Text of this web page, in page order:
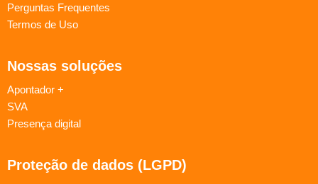
Perguntas Frequentes
Termos de Uso
Nossas soluções
Apontador +
SVA
Presença digital
Proteção de dados (LGPD)